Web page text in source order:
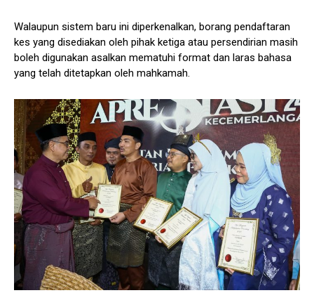
Walaupun sistem baru ini diperkenalkan, borang pendaftaran
kes yang disediakan oleh pihak ketiga atau persendirian masih
boleh digunakan asalkan mematuhi format dan laras bahasa
yang telah ditetapkan oleh mahkamah.